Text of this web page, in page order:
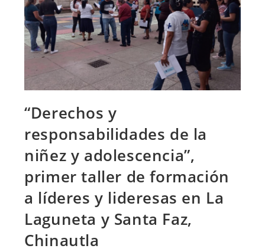
“Derechos y
responsabilidades de la
niñez y adolescencia”,
primer taller de formación
a líderes y lideresas en La
Laguneta y Santa Faz,
Chinautla